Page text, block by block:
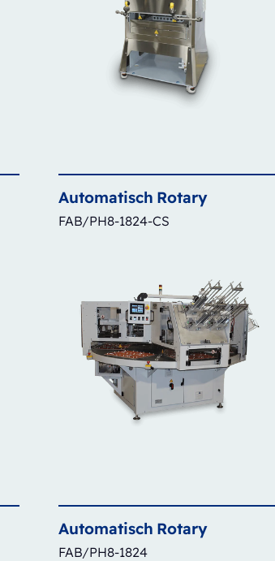
Automatisch Rotary
FAB/PH8-1824-CS
Automatisch Rotary
FAB/PH8-1824